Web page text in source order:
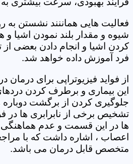
فعالیت هایی هماننند نشستن
شیوه و مقدار بلند نمودن اشیا
کردن اشیا و انجام دادن بعضی
فرد آموزش داده خواهد شد.
از فواید فیزیوتراپی برای درمان
این بیماری و برطرف کردن
جلوگیری کردن از برگشت
تشخیص برخی از نابرابری ها
ها در این قسمت و عدم هماهنگی
اعصاب ، اشاره داشت که با
متخصص قابل درمان می باشد.